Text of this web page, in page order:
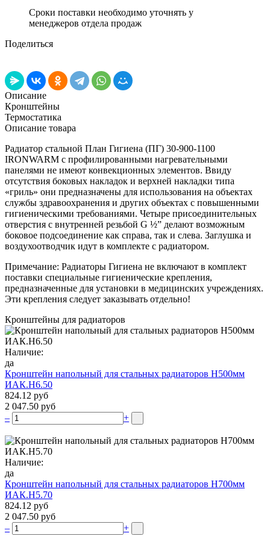
Сроки поставки необходимо уточнять у
менеджеров отдела продаж
Поделиться
Описание
Кронштейны
Термостатика
Описание товара
Радиатор стальной План Гигиена (ПГ) 30-900-1100
IRONWARM с профилированными нагревательными
панелями не имеют конвекционных элементов. Ввиду
отсутствия боковых накладок и верхней накладки типа
«гриль» они предназначены для использования на объектах
службы здравоохранения и других объектах с повышенными
гигиеническими требованиями. Четыре присоединительных
отверстия с внутренней резьбой G ½” делают возможным
боковое подсоединение как справа, так и слева. Заглушка и
воздухоотводчик идут в комплекте с радиатором.
Примечание: Радиаторы Гигиена не включают в комплект
поставки специальные гигиенические крепления,
предназначенные для установки в медицинских учреждениях.
Эти крепления следует заказывать отдельно!
Кронштейны для радиаторов
Наличие:
да
Кронштейн напольный для стальных радиаторов Н500мм
ИАК.Н6.50
824.12 руб
2 047.50 руб
–
+
Наличие:
да
Кронштейн напольный для стальных радиаторов Н700мм
ИАК.Н5.70
824.12 руб
2 047.50 руб
–
+